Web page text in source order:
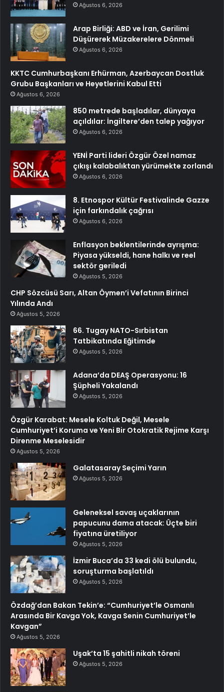
Ağustos 6, 2026
Arap Birliği: ABD ve İran, Gerilimi
Düşürerek Müzakerelere Dönmeli
Ağustos 6, 2026
KKTC Cumhurbaşkanı Erhürman, Azerbaycan Dostluk
Grubu Başkanları ve Heyetlerini Kabul Etti
Ağustos 6, 2026
850 metrede başladılar, dünyaya
açıldılar: İngiltere’den talep yağıyor
Ağustos 6, 2026
YENİ Parti lideri Özgür Özel namaz
çıkışı kalabalıktan yürümekte zorlandı
Ağustos 6, 2026
8. Etnospor Kültür Festivalinde Gazze
için farkındalık çağrısı
Ağustos 6, 2026
Enflasyon beklentilerinde ayrışma:
Piyasa yükseldi, hane halkı ve reel
sektör geriledi
Ağustos 5, 2026
CHP Sözcüsü Sarı, Altan Öymen’i Vefatının Birinci
Yılında Andı
Ağustos 5, 2026
66. Tugay NATO-Sırbistan
Tatbikatında Eğitimde
Ağustos 5, 2026
Adana’da DEAŞ Operasyonu: 16
Şüpheli Yakalandı
Ağustos 5, 2026
Özgür Karabat: Mesele Koltuk Değil, Mesele
Cumhuriyet’i Koruma ve Yeni Bir Otokratik Rejime Karşı
Direnme Meselesidir
Ağustos 5, 2026
Galatasaray Seçimi Yarın
Ağustos 5, 2026
Geleneksel savaş uçaklarının
papucunu dama atacak: Üçte biri
fiyatına üretiliyor
Ağustos 5, 2026
İzmir Buca’da 33 kedi ölü bulundu,
soruşturma başlatıldı
Ağustos 5, 2026
Özdağ’dan Bakan Tekin’e: “Cumhuriyet’le Osmanlı
Arasında Bir Kavga Yok, Kavga Senin Cumhuriyet’le
Kavgan”
Ağustos 5, 2026
Uşak’ta 15 şahitli nikah töreni
Ağustos 5, 2026